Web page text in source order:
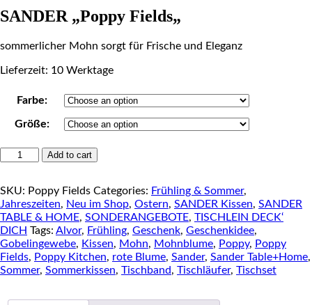
SANDER „Poppy Fields„
sommerlicher Mohn sorgt für Frische und Eleganz
Lieferzeit: 10 Werktage
Farbe:
Größe:
SANDER
Home
"Poppy
Fields"
quantity
Add to cart
SKU: Poppy Fields Categories: Frühling & Sommer,
Jahreszeiten, Neu im Shop, Ostern, SANDER Kissen, SANDER
TABLE & HOME, SONDERANGEBOTE, TISCHLEIN DECK‘
DICH Tags: Alvor, Frühling, Geschenk, Geschenkidee,
Gobelingewebe, Kissen, Mohn, Mohnblume, Poppy, Poppy
Fields, Poppy Kitchen, rote Blume, Sander, Sander Table+Home,
Sommer, Sommerkissen, Tischband, Tischläufer, Tischset